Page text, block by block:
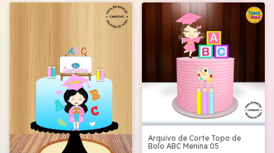
Arquivo de Corte Topo de
Bolo ABC Menina 05